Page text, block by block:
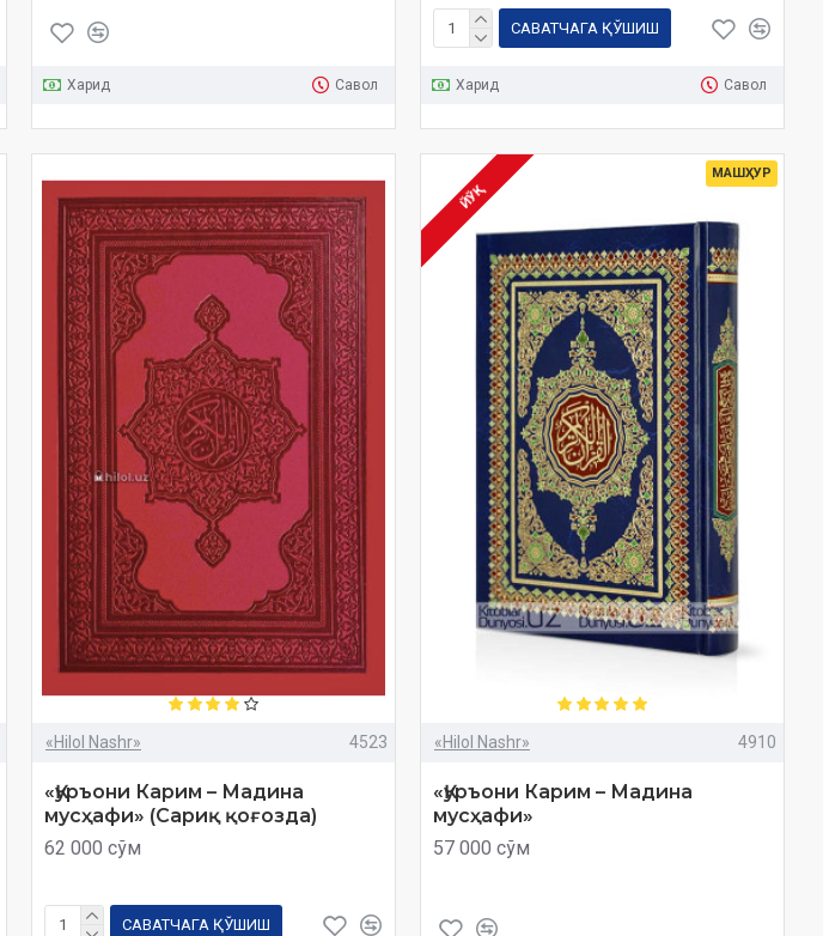
Харид Савол
САВАТЧАГА ҚЎШИШ
Харид Савол
«Hilol Nashr» 4523
«Қуръони Карим – Мадина
мусҳафи» (Сариқ қоғозда)
62 000 сўм
САВАТЧАГА ҚЎШИШ
МАШҲУР
ЙЎҚ
«Hilol Nashr» 4910
«Қуръони Карим – Мадина
мусҳафи»
57 000 сўм